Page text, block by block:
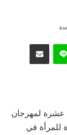
لاين مشاركة عبر البريد
عشرة لمهرجان
للمرأة في